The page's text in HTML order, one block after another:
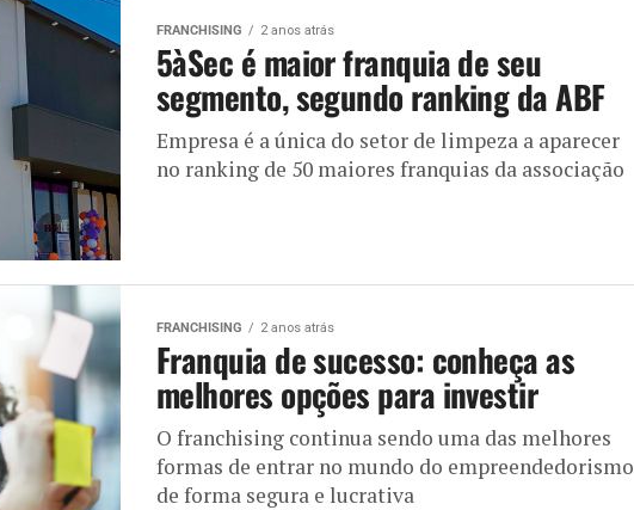
FRANCHISING 2 anos atrás
5àSec é maior franquia de seu
segmento, segundo ranking da ABF
Empresa é a única do setor de limpeza a aparecer
no ranking de 50 maiores franquias da associação
FRANCHISING 2 anos atrás
Franquia de sucesso: conheça as
melhores opções para investir
O franchising continua sendo uma das melhores
formas de entrar no mundo do empreendedorismo
de forma segura e lucrativa